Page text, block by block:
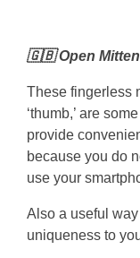
🇬🇧 Open
These fingerless
‘thumb,’ are
provide
because you do
use your
Also a useful
uniqueness to